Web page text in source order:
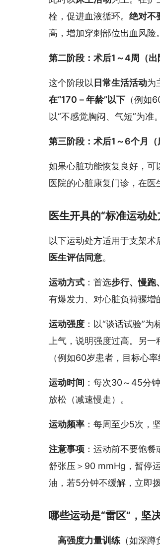
栓，促进血液循环。绝对不
高，增加穿刺部位出血风险。
第二阶段：术后1～4周（出
这个阶段以 日常生活活动为
在“170－年龄”以下 （例如
以“不感觉胸闷、气短”为准。
第三阶段：术后1～6个月（
如果心脏功能恢复良好，可
医院的心脏康复门诊，在医
医生开具的“标准运动处
以下运动处方适用于支架
医生评估同意。
运动方式 ：首选步行、慢跑
有爆发力、对心脏负荷骤增
运动强度 ：以“谈话试验”
上气，说明强度过高。另
（例如60岁患者，目标心
运动时间 ：每次30～45分
放松（减速慢走）。
运动频率 ：每周至少5次，
注意事项 ：运动前不要饱
舒张压＞90 mmHg，暂停
油，若5分钟不缓解，立即拨
哪些运动是“雷区”，坚
高强度力量训练 （如深